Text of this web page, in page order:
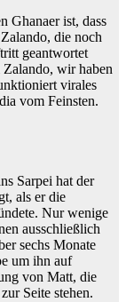
Ghanaer ist, dass
die noch
geantwortet
Zalando, wir haben
virales
vom Feinsten.
Sarpei hat der
als er die
Nur wenige
ausschließlich
sechs Monate
um ihn auf
von Matt, die
Seite stehen.